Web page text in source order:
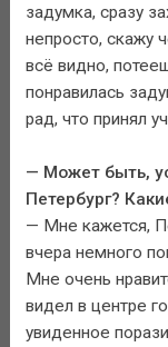
задумка, сразу
непросто, скажу
всё видно,
понравилась
рад, что принял
— Может быть,
Петербург?
— Мне кажется,
вчера немного
Мне очень
видел в центре
увиденное